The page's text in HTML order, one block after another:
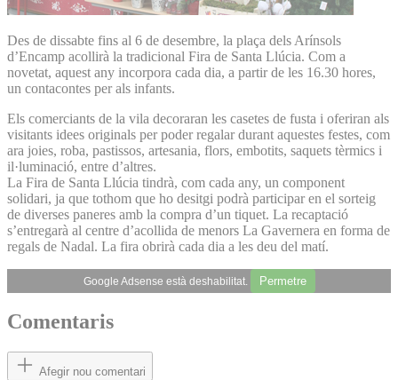
Des de dissabte fins al 6 de desembre, la plaça dels Arínsols
d’Encamp acollirà la tradicional Fira de Santa Llúcia. Com a
novetat, aquest any incorpora cada dia, a partir de les 16.30 hores,
un contacontes per als infants.
Els comerciants de la vila decoraran les casetes de fusta i oferiran als
visitants idees originals per poder regalar durant aquestes festes, com
ara joies, roba, pastissos, artesania, flors, embotits, saquets tèrmics i
il·luminació, entre d’altres.
La Fira de Santa Llúcia tindrà, com cada any, un component
solidari, ja que tothom que ho desitgi podrà participar en el sorteig
de diverses paneres amb la compra d’un tiquet. La recaptació
s’entregarà al centre d’acollida de menors La Gavernera en forma de
regals de Nadal. La fira obrirà cada dia a les deu del matí.
Google Adsense està deshabilitat. Permetre
Comentaris
Afegir nou comentari